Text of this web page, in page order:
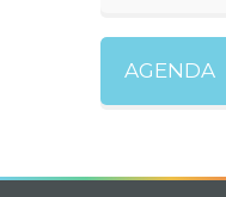
AGENDA